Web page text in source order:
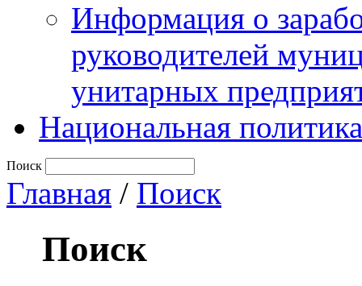
Информация о
руководителей
унитарных
Национальная политика
Поиск
Главная / Поиск
Поиск